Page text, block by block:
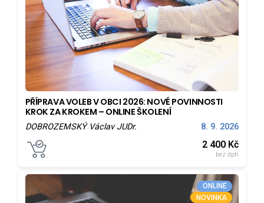
PŘÍPRAVA VOLEB V OBCI 2026: NOVÉ POVINNOSTI
KROK ZA KROKEM – ONLINE ŠKOLENÍ
DOBROZEMSKÝ Václav JUDr. 8. 9. 2026
2 400 Kč
bez dph
ONLINE
NOVINKA